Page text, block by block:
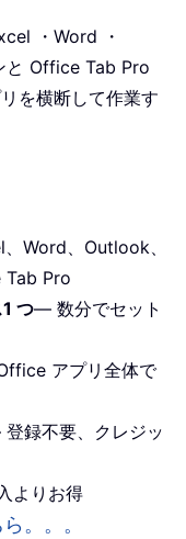
・Word ・
と Office Tab Pro
を横断して作業す
Word、Outlook、
Tab Pro
つ— 数分でセット
アプリ全体で
録不要、クレジッ
よりお得
。。。